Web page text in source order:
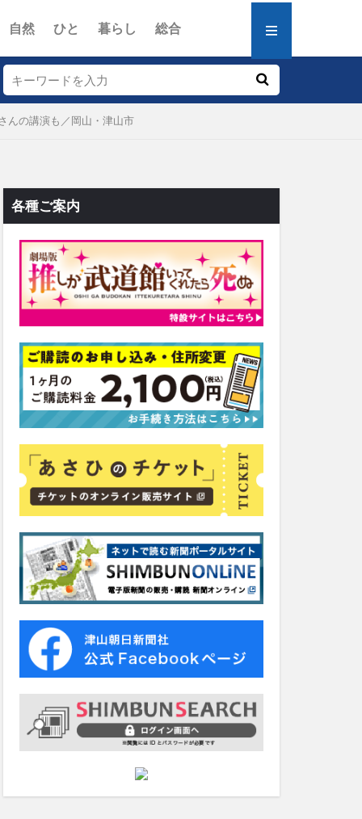
自然 ひと 暮らし 総合
の講演も／岡山・津山市
各種ご案内